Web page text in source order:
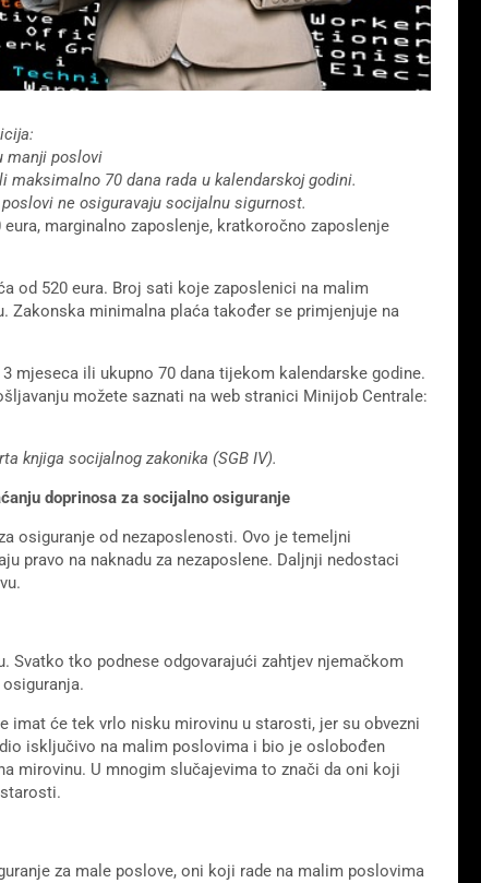
manji poslovi
maksimalno 70 dana rada u kalendarskoj godini.
ne osiguravaju socijalnu sigurnost.
marginalno zaposlenje, kratkoročno zaposlenje
od 520 eura. Broj sati koje zaposlenici na malim
minimalna plaća također se primjenjuje na
mjeseca ili ukupno 70 dana tijekom kalendarske godine.
možete saznati na web stranici Minijob Centrale:
knjiga socijalnog zakonika (SGB IV).
doprinosa za socijalno osiguranje
osiguranje od nezaposlenosti. Ovo je temeljni
pravo na naknadu za nezaposlene. Daljnji nedostaci
Svatko tko podnese odgovarajući zahtjev njemačkom
će tek vrlo nisku mirovinu u starosti, jer su obvezni
isključivo na malim poslovima i bio je oslobođen
mirovinu. U mnogim slučajevima to znači da oni koji
za male poslove, oni koji rade na malim poslovima